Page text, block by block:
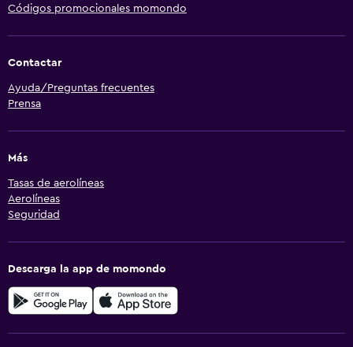
Códigos promocionales momondo
Contactar
Ayuda/Preguntas frecuentes
Prensa
Más
Tasas de aerolíneas
Aerolíneas
Seguridad
Descarga la app de momondo